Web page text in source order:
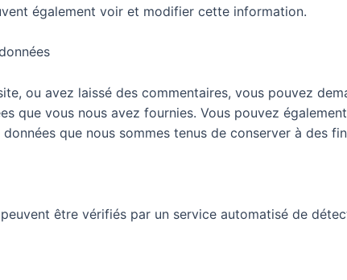
également voir et modifier cette information.
ou avez laissé des commentaires, vous pouvez
que vous nous avez fournies. Vous pouvez
que nous sommes tenus de conserver à des
être vérifiés par un service automatisé de